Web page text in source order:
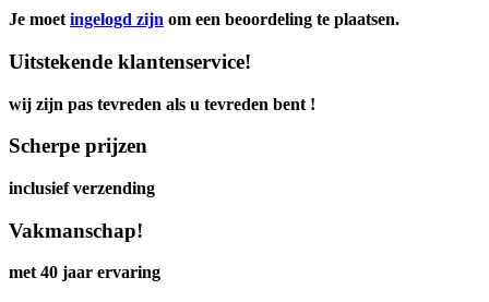
Je moet ingelogd zijn om een beoordeling te plaatsen.
Uitstekende klantenservice!
wij zijn pas tevreden als u tevreden bent !
Scherpe prijzen
inclusief verzending
Vakmanschap!
met 40 jaar ervaring